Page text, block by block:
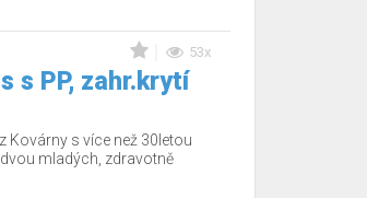
53x
s PP, zahr.krytí
Kovárny s více než 30letou
mladých, zdravotně